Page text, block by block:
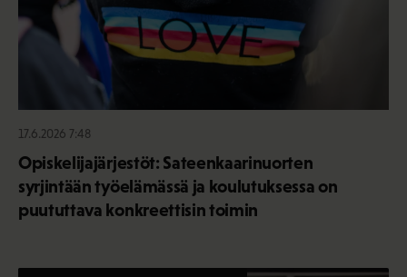
17.6.2026 7:48
Opiskelijajärjestöt: Sateenkaarinuorten
syrjintään työelämässä ja koulutuksessa on
puututtava konkreettisin toimin